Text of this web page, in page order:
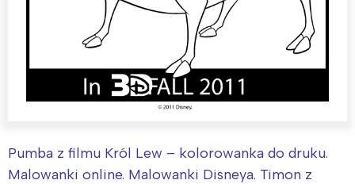
Pumba z filmu Król Lew – kolorowanka do druku.
Malowanki online. Malowanki Disneya. Timon z